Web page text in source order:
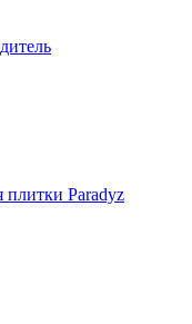
плитки Paradyz